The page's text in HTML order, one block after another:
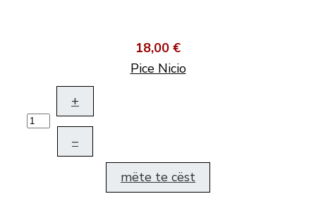
18,00 €
Pice Nicio
+
–
mëte te cëst